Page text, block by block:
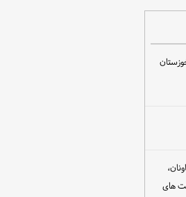
های